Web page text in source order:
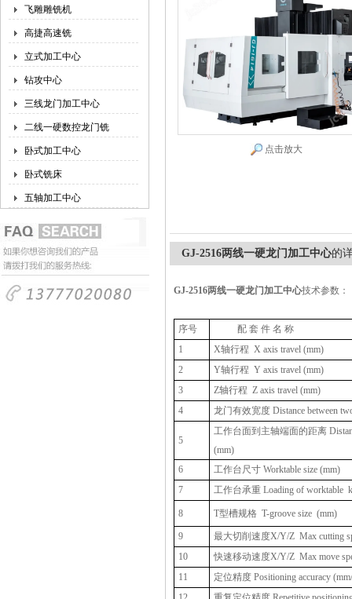
飞雕雕铣机
高捷高速铣
立式加工中心
钻攻中心
三线龙门加工中心
二线一硬数控龙门铣
卧式加工中心
卧式铣床
五轴加工中心
点击放大
GJ-2516两线一硬龙门加工中心的
GJ-2516两线一硬龙门加工中心技术参数：
序号
配 套 件 名 称
1
X轴行程 X axis travel (mm)
2
Y轴行程 Y axis travel (mm)
3
Z轴行程 Z axis travel (mm)
4
龙门有效宽度 Distance between
5
工作台面到主轴端面的距离
(mm)
6
工作台尺寸 Worktable size (mm)
7
工作台承重 Loading of worktable
8 T型槽规格 T-groove size (mm)
9 最大切削速度X/Y/Z Max cutting
10
快速移动速度X/Y/Z Max move
11
定位精度 Positioning accuracy